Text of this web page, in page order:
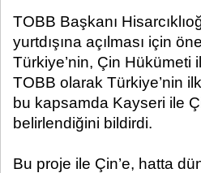
TOBB Başkanı
yurtdışına açılması için
Türkiye’nin, Çin Hükümeti
TOBB olarak Türkiye’nin
bu kapsamda Kayseri ile
belirlendiğini bildirdi.
Bu proje ile Çin’e, hatta